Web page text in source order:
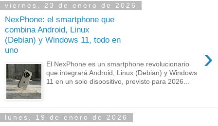
viernes, 23 de enero de 2026
NexPhone: el smartphone que
combina Android, Linux
(Debian) y Windows 11, todo en
uno
›
El NexPhone es un smartphone revolucionario
que integrará Android, Linux (Debian) y Windows
11 en un solo dispositivo, previsto para 2026...
lunes, 19 de enero de 2026